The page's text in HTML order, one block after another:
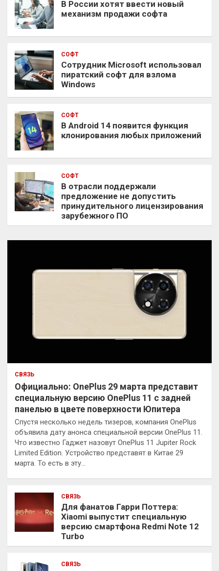
В России хотят ввести новый
механизм продажи софта
СОФТ
Сотрудник Microsoft использовал
пиратский софт для взлома
Windows
СОФТ
В Android 14 появится функция
клонирования любых приложений
СОФТ
В отрасли поддержали
предложение не допустить
принудительного лицензирования
зарубежного ПО
СВЯЗЬ
Официально: OnePlus 29 марта представит
специальную версию OnePlus 11 с задней
панелью в цвете поверхности Юпитера
Спустя несколько недель тизеров, компания OnePlus
объявила дату анонса специальной версии OnePlus 11.
Что известно Гаджет назовут OnePlus 11 Jupiter Rock
Limited Edition. Устройство представят в Китае 29
марта. То есть в эту…
СВЯЗЬ
Для фанатов Гарри Поттера:
Xiaomi выпустит специальную
версию смартфона Redmi Note 12
Turbo
СВЯЗЬ